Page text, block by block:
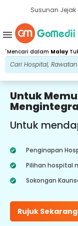
Susunan Jejak
*Mencari dalam Malay
menu
Untuk
Untuk
Penginapan
Pilihan hospital
Sokongan
Rujuk Sekarang